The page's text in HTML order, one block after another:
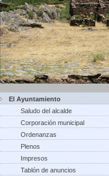
El Ayuntamiento
Saludo del alcalde
Corporación municipal
Ordenanzas
Plenos
Impresos
Tablón de anuncios